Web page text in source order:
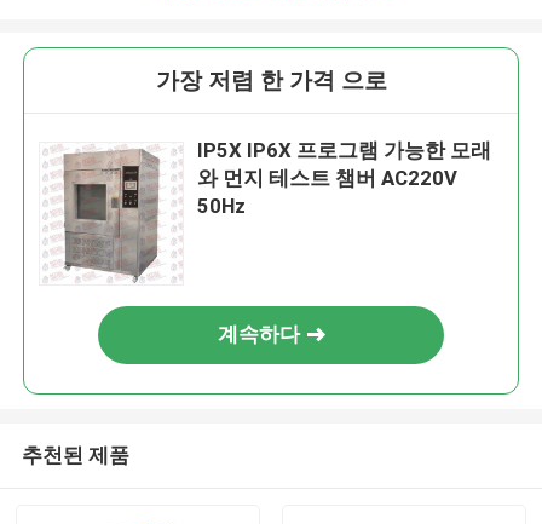
가장 저렴 한 가격 으로
IP5X IP6X 프로그램 가능한 모래
와 먼지 테스트 챔버 AC220V
50Hz
계속하다
추천된 제품